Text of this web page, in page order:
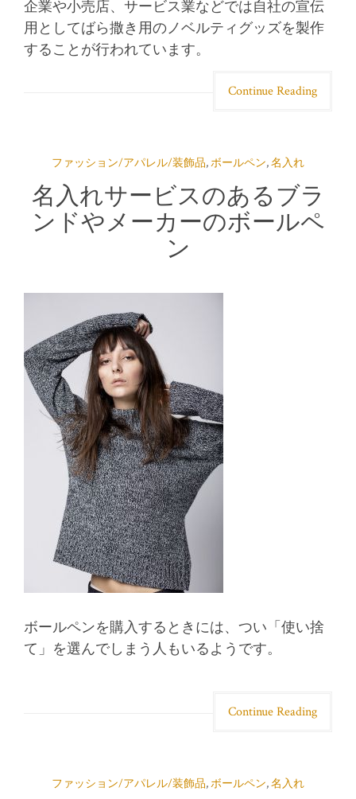
企業や小売店、サービス業などでは自社の宣伝
用としてばら撒き用のノベルティグッズを製作
することが行われています。
Continue Reading
ファッション/アパレル/装飾品,ボールペン,名入れ
名入れサービスのあるブラ
ンドやメーカーのボールペ
ン
ボールペンを購入するときには、つい「使い捨
て」を選んでしまう人もいるようです。
Continue Reading
ファッション/アパレル/装飾品,ボールペン,名入れ